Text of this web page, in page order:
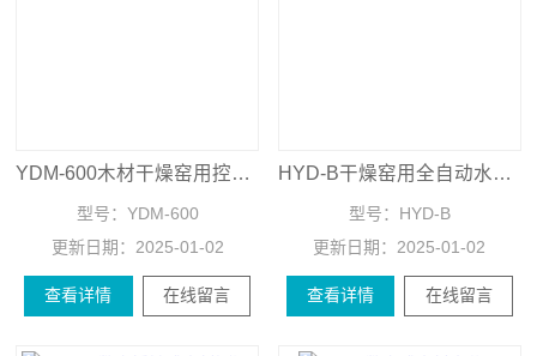
YDM-600木材干燥窑用控制器
型号： YDM-600
更新日期： 2025-01-02
查看详情 在线留言
HYD-B干燥窑用全自动水分仪
型号： HYD-B
更新日期： 2025-01-02
查看详情 在线留言